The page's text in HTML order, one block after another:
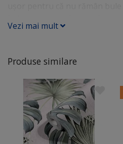
Vezi mai mult
Produse similare